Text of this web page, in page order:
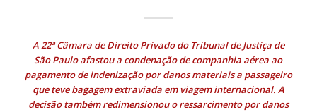
A 22ª Câmara de Direito Privado do Tribunal de Justiça de
São Paulo afastou a condenação de companhia aérea ao
pagamento de indenização por danos materiais a passageiro
que teve bagagem extraviada em viagem internacional. A
decisão também redimensionou o ressarcimento por danos